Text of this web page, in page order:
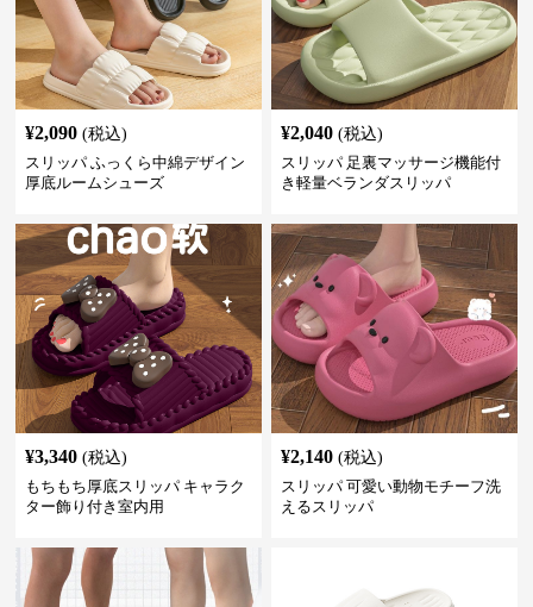
¥2,090 (税込)
スリッパ ふっくら中綿デザイン
厚底ルームシューズ
¥2,040 (税込)
スリッパ 足裏マッサージ機能付
き軽量ベランダスリッパ
¥3,340 (税込)
もちもち厚底スリッパ キャラク
ター飾り付き室内用
¥2,140 (税込)
スリッパ 可愛い動物モチーフ洗
えるスリッパ